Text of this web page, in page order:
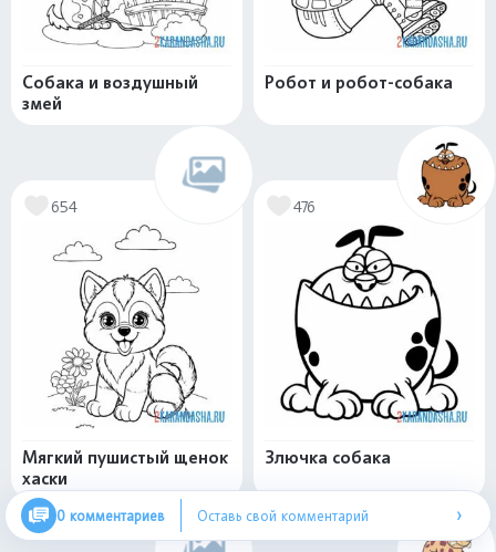
Собака и воздушный
змей
Робот и робот-собака
654
Мягкий пушистый щенок
хаски
476
Злючка собака
0 комментариев Оставь свой комментарий ›